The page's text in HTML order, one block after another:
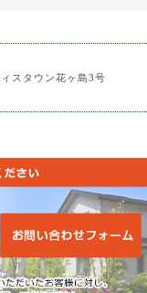
スタウン花ヶ島3号